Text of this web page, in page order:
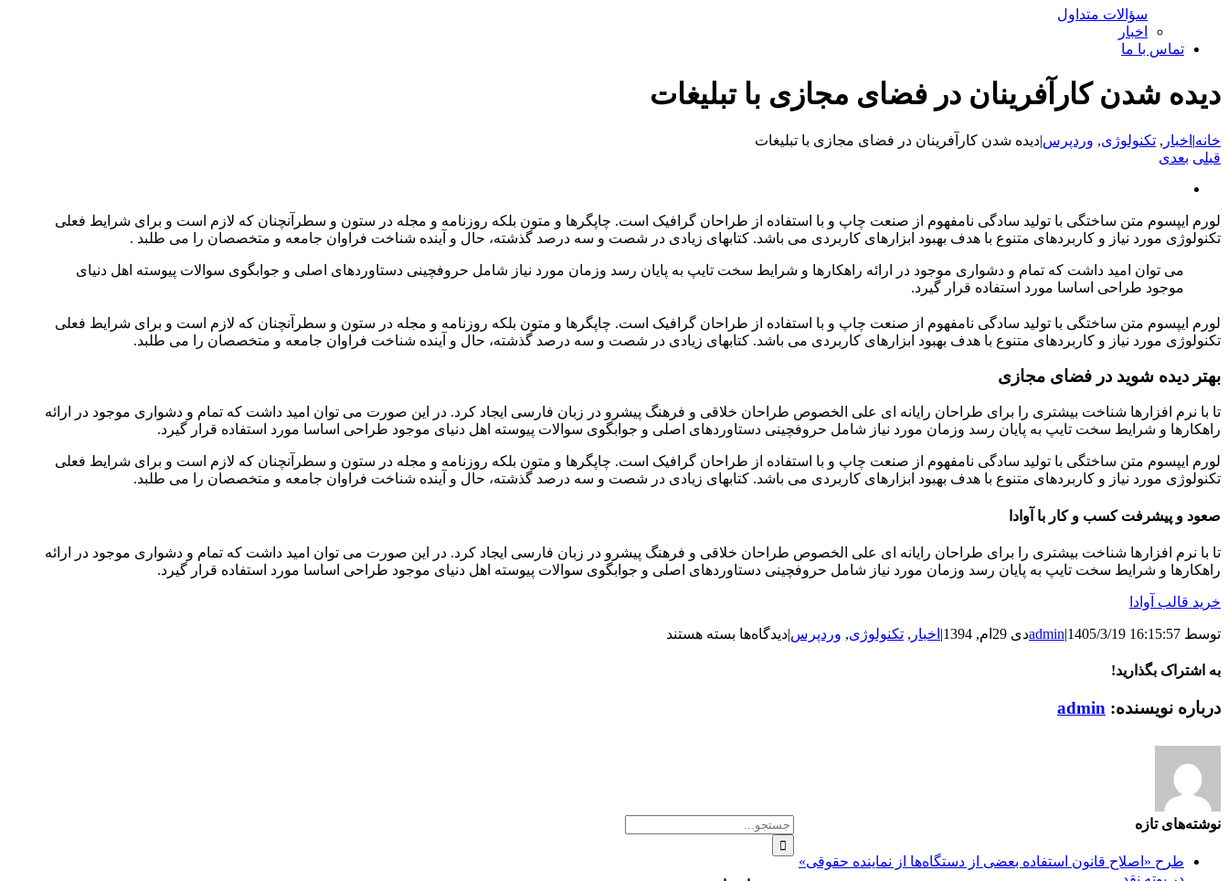
سؤالات متداول
اخبار
تماس با ما
دیده شدن کارآفرینان در فضای مجازی با تبلیغات
خانه| اخبار , تکنولوژی, وردپرس|دیده شدن کارآفرینان در فضای مجازی با تبلیغات
قبلی بعدی
بزرگتر
لورم ایپسوم متن ساختگی با تولید سادگی نامفهوم از صنعت چاپ و با استفاده از طراحان گرافیک است. چاپگرها و متون بلکه روزنامه و مجله در ستون و سطرآنچنان که لازم است و برای شرایط فعلی
تکنولوژی مورد نیاز و کاربردهای متنوع با هدف بهبود ابزارهای کاربردی می باشد. کتابهای زیادی در شصت و سه درصد گذشته، حال و آینده شناخت فراوان جامعه و متخصصان را می طلبد .
می توان امید داشت که تمام و دشواری موجود در ارائه راهکارها و شرایط سخت تایپ به پایان رسد وزمان مورد نیاز شامل حروفچینی دستاوردهای اصلی و جوابگوی سوالات پیوسته اهل دنیای
موجود طراحی اساسا مورد استفاده قرار گیرد.
لورم ایپسوم متن ساختگی با تولید سادگی نامفهوم از صنعت چاپ و با استفاده از طراحان گرافیک است. چاپگرها و متون بلکه روزنامه و مجله در ستون و سطرآنچنان که لازم است و برای شرایط فعلی
تکنولوژی مورد نیاز و کاربردهای متنوع با هدف بهبود ابزارهای کاربردی می باشد. کتابهای زیادی در شصت و سه درصد گذشته، حال و آینده شناخت فراوان جامعه و متخصصان را می طلبد.
بهتر دیده شوید در فضای مجازی
تا با نرم افزارها شناخت بیشتری را برای طراحان رایانه ای علی الخصوص طراحان خلاقی و فرهنگ پیشرو در زبان فارسی ایجاد کرد. در این صورت می توان امید داشت که تمام و دشواری موجود در ارائه
راهکارها و شرایط سخت تایپ به پایان رسد وزمان مورد نیاز شامل حروفچینی دستاوردهای اصلی و جوابگوی سوالات پیوسته اهل دنیای موجود طراحی اساسا مورد استفاده قرار گیرد.
لورم ایپسوم متن ساختگی با تولید سادگی نامفهوم از صنعت چاپ و با استفاده از طراحان گرافیک است. چاپگرها و متون بلکه روزنامه و مجله در ستون و سطرآنچنان که لازم است و برای شرایط فعلی
تکنولوژی مورد نیاز و کاربردهای متنوع با هدف بهبود ابزارهای کاربردی می باشد. کتابهای زیادی در شصت و سه درصد گذشته، حال و آینده شناخت فراوان جامعه و متخصصان را می طلبد.
صعود و پیشرفت کسب و کار با آوادا
تا با نرم افزارها شناخت بیشتری را برای طراحان رایانه ای علی الخصوص طراحان خلاقی و فرهنگ پیشرو در زبان فارسی ایجاد کرد. در این صورت می توان امید داشت که تمام و دشواری موجود در ارائه
راهکارها و شرایط سخت تایپ به پایان رسد وزمان مورد نیاز شامل حروفچینی دستاوردهای اصلی و جوابگوی سوالات پیوسته اهل دنیای موجود طراحی اساسا مورد استفاده قرار گیرد.
خرید قالب آوادا
توسط admin|1405/3/19 16:15:57 دی 29ام, 1394 | اخبار , تکنولوژی, وردپرس|دیدگاه‌ها برای
بسته هستند
به اشتراک بگذارید!
Facebook
Twitter
Reddit
LinkedIn
WhatsApp
Tumblr
Pinterest
Vk
ایمیل
درباره نویسنده: admin
جستجو
برای:
نوشته‌های تازه
طرح «اصلاح قانون استفاده بعضی از دستگاه‌ها از نماینده حقوقی»